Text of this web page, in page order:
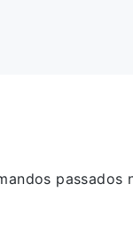
passados